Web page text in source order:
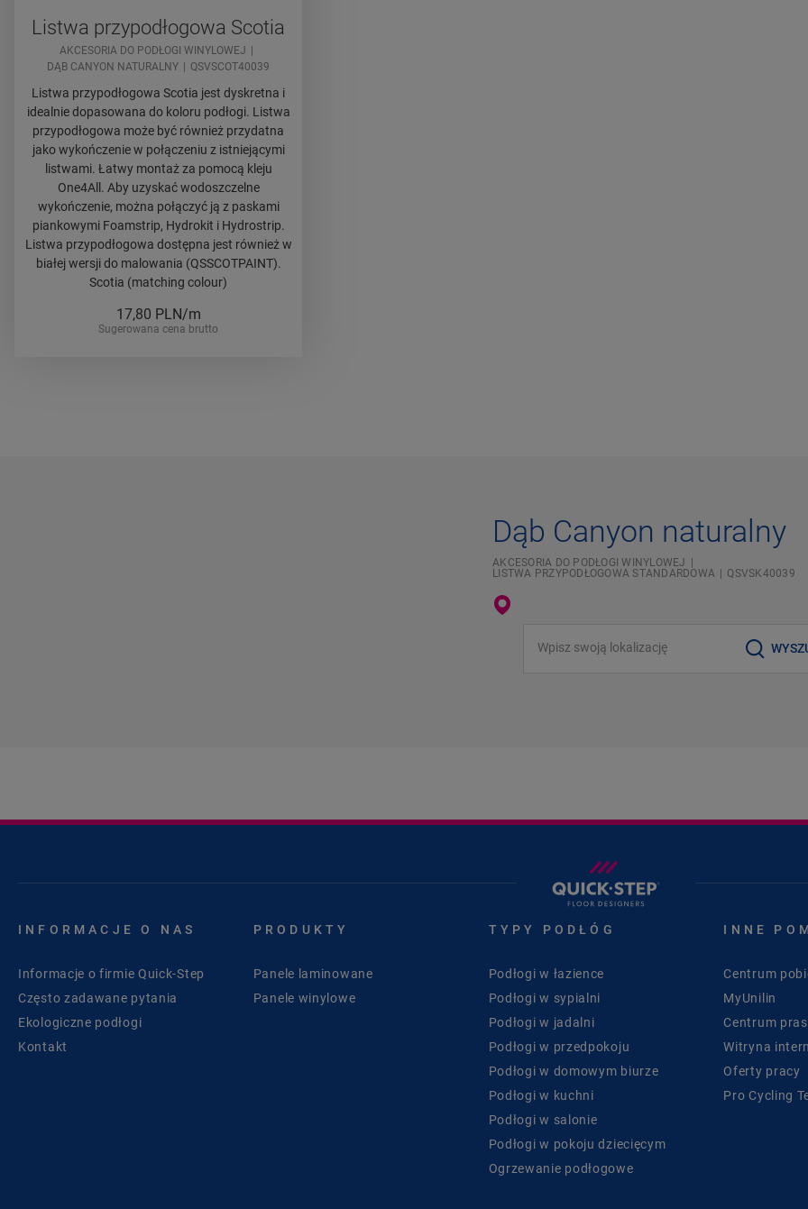
Listwa przypodłogowa Scotia
AKCESORIA DO PODŁOGI WINYLOWEJ
DĄB CANYON NATURALNY
QSVSCOT40039
Listwa przypodłogowa Scotia jest dyskretna i
idealnie dopasowana do koloru podłogi. Listwa
przypodłogowa może być również przydatna
jako wykończenie w połączeniu z istniejącymi
listwami. Łatwy montaż za pomocą kleju
One4All. Aby uzyskać wodoszczelne
wykończenie, można połączyć ją z paskami
piankowymi Foamstrip, Hydrokit i Hydrostrip.
Listwa przypodłogowa dostępna jest również w
białej wersji do malowania (QSSCOTPAINT).
Scotia (matching colour)
17,80 PLN/m
Sugerowana cena brutto
Dąb Canyon naturalny
AKCESORIA DO PODŁOGI WINYLOWEJ
LISTWA PRZYPODŁOGOWA STANDARDOWA
QSVSK40039
INFORMACJE O NAS
Informacje o firmie Quick-Step
Często zadawane pytania
Ekologiczne podłogi
Kontakt
PRODUKTY
Panele laminowane
Panele winylowe
TYPY PODŁÓG
Podłogi w łazience
Podłogi w sypialni
Podłogi w jadalni
Podłogi w przedpokoju
Podłogi w domowym biurze
Podłogi w kuchni
Podłogi w salonie
Podłogi w pokoju dziecięcym
Ogrzewanie podłogowe
INNE
Centrum
MyUnilin
Centrum
Witryna
Oferty pracy
Pro Cycling